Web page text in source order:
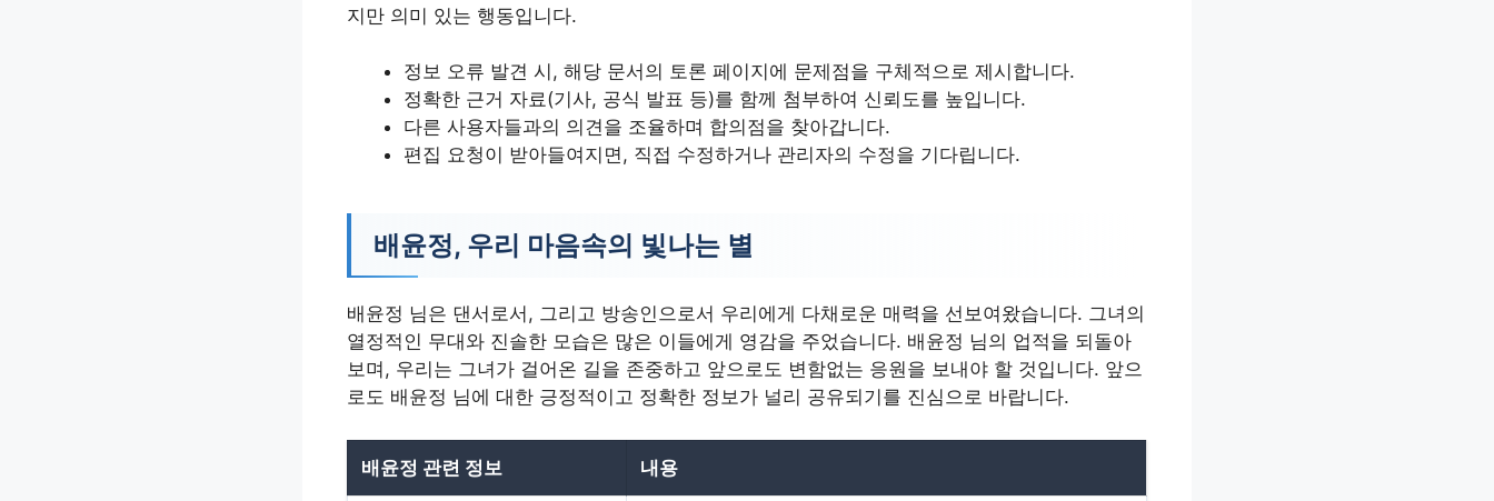
지만 의미 있는 행동입니다.
정보 오류 발견 시, 해당 문서의 토론 페이지에 문제점을 구체적으로 제시합니다.
정확한 근거 자료(기사, 공식 발표 등)를 함께 첨부하여 신뢰도를 높입니다.
다른 사용자들과의 의견을 조율하며 합의점을 찾아갑니다.
편집 요청이 받아들여지면, 직접 수정하거나 관리자의 수정을 기다립니다.
배윤정, 우리 마음속의 빛나는 별
배윤정 님은 댄서로서, 그리고 방송인으로서 우리에게 다채로운 매력을 선보여왔습니다. 그녀의
열정적인 무대와 진솔한 모습은 많은 이들에게 영감을 주었습니다. 배윤정 님의 업적을 되돌아
보며, 우리는 그녀가 걸어온 길을 존중하고 앞으로도 변함없는 응원을 보내야 할 것입니다. 앞으
로도 배윤정 님에 대한 긍정적이고 정확한 정보가 널리 공유되기를 진심으로 바랍니다.
배윤정 관련 정보 내용